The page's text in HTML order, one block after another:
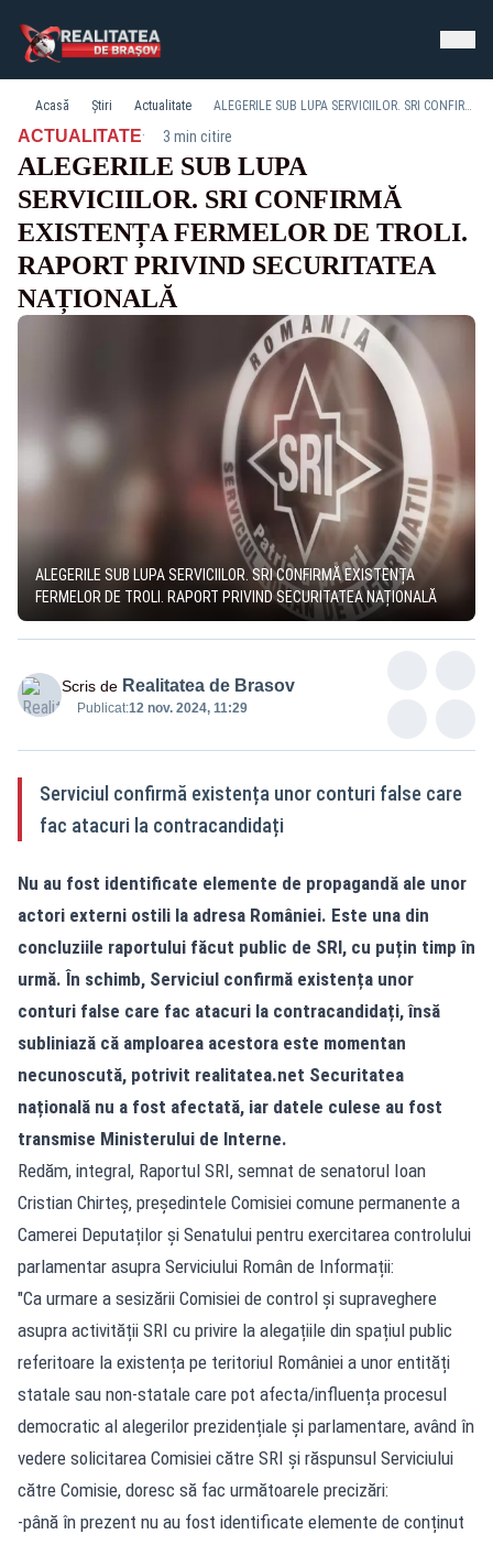
Acasă Știri Actualitate ALEGERILE SUB LUPA SERVICIILOR. SRI CONFIRMĂ EXISTENȚA FERMELOR DE TROLI. RAPORT PRIVIND SECURITATEA NAȚIONALĂ
ACTUALITATE· 3 min citire
ALEGERILE SUB LUPA
SERVICIILOR. SRI CONFIRMĂ
EXISTENȚA FERMELOR DE TROLI.
RAPORT PRIVIND SECURITATEA
NAȚIONALĂ
ALEGERILE SUB LUPA SERVICIILOR. SRI CONFIRMĂ EXISTENȚA
FERMELOR DE TROLI. RAPORT PRIVIND SECURITATEA NAȚIONALĂ
Scris de Realitatea de Brasov
Publicat:12 nov. 2024, 11:29
Serviciul confirmă existența unor conturi false care
fac atacuri la contracandidați
Nu au fost identificate elemente de propagandă ale unor
actori externi ostili la adresa României. Este una din
concluziile raportului făcut public de SRI, cu puțin timp în
urmă. În schimb, Serviciul confirmă existența unor
conturi false care fac atacuri la contracandidați, însă
subliniază că amploarea acestora este momentan
necunoscută, potrivit realitatea.net Securitatea
națională nu a fost afectată, iar datele culese au fost
transmise Ministerului de Interne.
Redăm, integral, Raportul SRI, semnat de senatorul Ioan
Cristian Chirteș, președintele Comisiei comune permanente a
Camerei Deputaților și Senatului pentru exercitarea controlului
parlamentar asupra Serviciului Român de Informații:
"Ca urmare a sesizării Comisiei de control și supraveghere
asupra activității SRI cu privire la alegațiile din spațiul public
referitoare la existența pe teritoriul României a unor entități
statale sau non-statale care pot afecta/influența procesul
democratic al alegerilor prezidențiale și parlamentare, având în
vedere solicitarea Comisiei către SRI și răspunsul Serviciului
către Comisie, doresc să fac următoarele precizări:
-până în prezent nu au fost identificate elemente de conținut